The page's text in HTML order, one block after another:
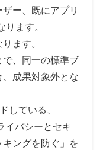
ー、既にアプリ
ます。
ます。
、同一の標準ブ
成果対象外とな
している、
バシーとセキ
キングを防ぐ」を